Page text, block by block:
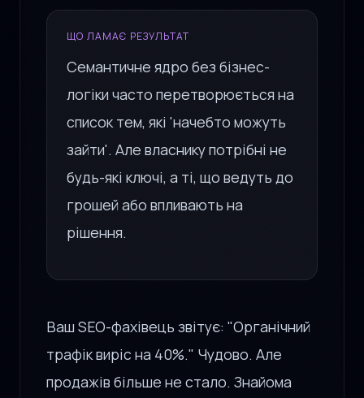
ЩО ЛАМАЄ РЕЗУЛЬТАТ
Семантичне ядро без бізнес-
логіки часто перетворюється на
список тем, які 'начебто можуть
зайти'. Але власнику потрібні не
будь-які ключі, а ті, що ведуть до
грошей або впливають на
рішення.
Ваш SEO-фахівець звітує: "Органічний
трафік виріс на 40%." Чудово. Але
продажів більше не стало. Знайома